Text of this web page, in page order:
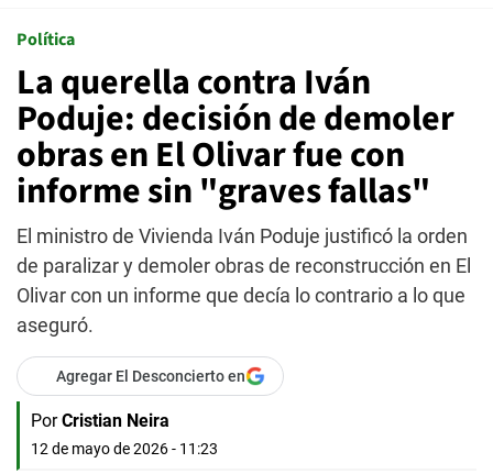
Política
La querella contra Iván
Poduje: decisión de demoler
obras en El Olivar fue con
informe sin "graves fallas"
El ministro de Vivienda Iván Poduje justificó la orden
de paralizar y demoler obras de reconstrucción en El
Olivar con un informe que decía lo contrario a lo que
aseguró.
Agregar El Desconcierto en
Por Cristian Neira
12 de mayo de 2026 - 11:23